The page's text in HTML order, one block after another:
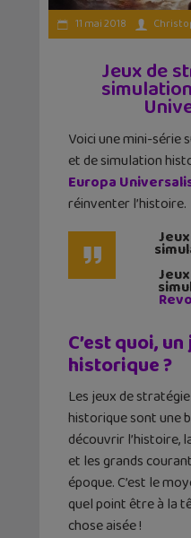
11 mai 2018
Jeux de
Voici une mini-série
et de simulation
Europa
réinventer l’histoire.
C’est quoi,
historique ?
Les jeux de
historique sont une
découvrir l’histoire,
et les grands
époque. C’est le
quel point être à la
chose aisée !